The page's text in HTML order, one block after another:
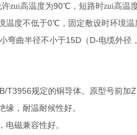
许zui高温度为90℃，短路时zui高温
温度不低于0℃，固定敷设时环境温
弯曲半径不小于15D （ D-电缆外径，
T3956规定的铜导体。原型号前加
缘，耐温耐候性好。
电磁兼容性好。